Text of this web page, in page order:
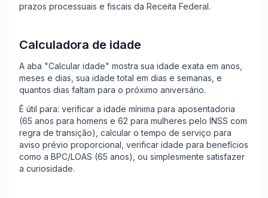
prazos processuais e fiscais da Receita Federal.
Calculadora de idade
A aba "Calcular idade" mostra sua idade exata em anos,
meses e dias, sua idade total em dias e semanas, e
quantos dias faltam para o próximo aniversário.
É útil para: verificar a idade mínima para aposentadoria
(65 anos para homens e 62 para mulheres pelo INSS com
regra de transição), calcular o tempo de serviço para
aviso prévio proporcional, verificar idade para benefícios
como a BPC/LOAS (65 anos), ou simplesmente satisfazer
a curiosidade.